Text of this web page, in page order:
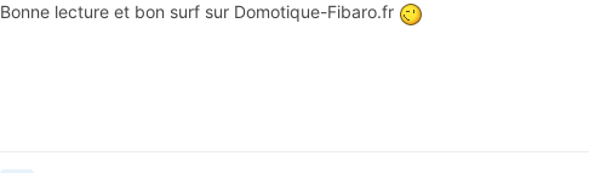
Bonne lecture et bon surf sur Domotique-Fibaro.fr